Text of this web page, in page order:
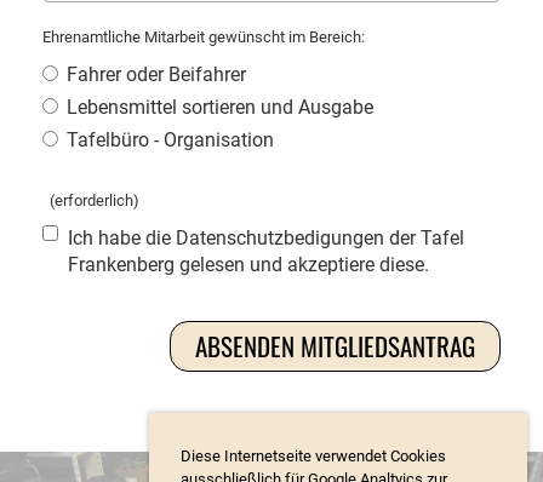
Diese Internetseite verwendet Cookies
Ehrenamtliche Mitarbeit gewünscht im Bereich:
Fahrer oder Beifahrer
Lebensmittel sortieren und Ausgabe
Tafelbüro - Organisation
(erforderlich)
Ich habe die Datenschutzbedigungen der Tafel
Frankenberg gelesen und akzeptiere diese.